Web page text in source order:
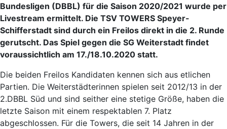
Bundesligen (DBBL) für die Saison 2020/2021 wurde per
Livestream ermittelt. Die TSV TOWERS Speyer-
Schifferstadt sind durch ein Freilos direkt in die 2. Runde
gerutscht. Das Spiel gegen die SG Weiterstadt findet
voraussichtlich am 17./18.10.2020 statt.
Die beiden Freilos Kandidaten kennen sich aus etlichen
Partien. Die Weiterstädterinnen spielen seit 2012/13 in der
2.DBBL Süd und sind seither eine stetige Größe, haben die
letzte Saison mit einem respektablen 7. Platz
abgeschlossen. Für die Towers, die seit 14 Jahren in der